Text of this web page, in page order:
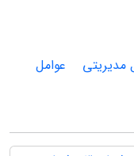
مدیریتی
عوامل